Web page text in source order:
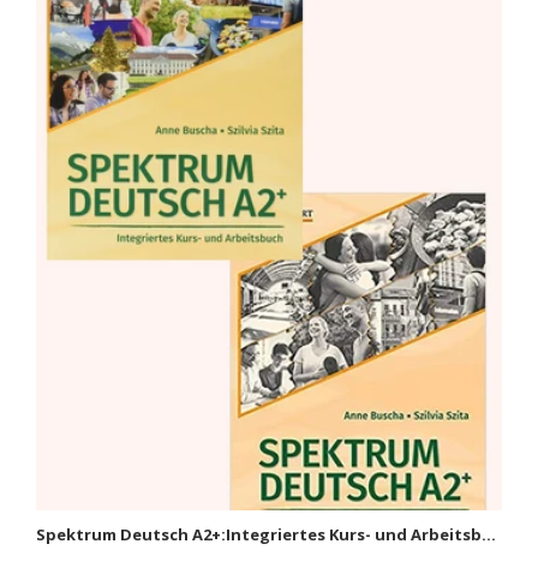
Audio file Product Details Author : Dejan Kramzar /
Marjetka Marko Binding : Paperback...
SALE
Spektrum Deutsch A2+:Integriertes Kurs- und Arbeitsbuch+ Lehrerhandbuch( Set of 2 Books )